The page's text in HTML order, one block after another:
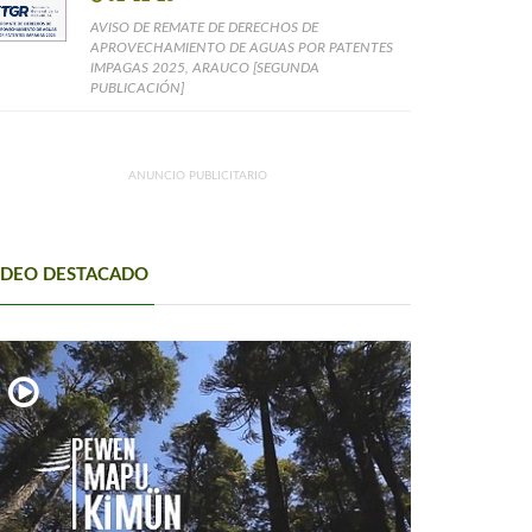
AVISO DE REMATE DE DERECHOS DE
APROVECHAMIENTO DE AGUAS POR PATENTES
IMPAGAS 2025, ARAUCO [SEGUNDA
PUBLICACIÓN]
ANUNCIO PUBLICITARIO
DESTACADO